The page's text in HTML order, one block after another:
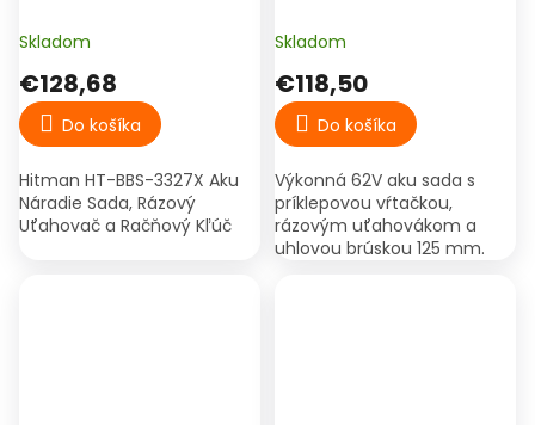
Kľúč
Skladom
€128,68
Do košíka
Hitman HT-BBS-3327X Aku
Náradie Sada, Rázový
Uťahovač a Račňový Kľúč
uťahovák, uhlová brúska
– HT-BACD-2453R
Skladom
€118,50
Do košíka
Výkonná 62V aku sada s
príklepovou vŕtačkou,
rázovým uťahovákom a
uhlovou brúskou 125 mm.